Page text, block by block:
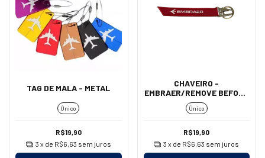
TAG DE MALA - METAL
Único
R$19,90
3 x de R$6,63 sem juros
CHAVEIRO -
EMBRAER/REMOVE BEFORE
FLIGHT (MOSQUETÃO)
Único
R$19,90
3 x de R$6,63 sem juros